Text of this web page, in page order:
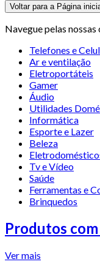
Voltar para a Página
Navegue pelas
Telefones e
Ar e ventilação
Eletroportáteis
Gamer
Áudio
Utilidades
Informática
Esporte e Lazer
Beleza
Tv e Vídeo
Saúde
Ferramentas e
Brinquedos
Produtos
Ver mais